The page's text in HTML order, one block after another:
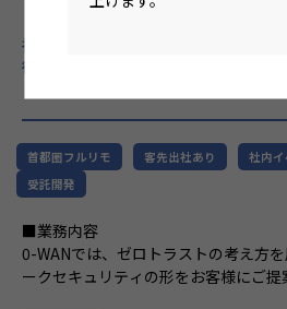
補】ITインフラ領域に特化し、クラウ
術を積極的に取り入れ、SIer業界の常
首都圏フルリモ 客先出社あり 社内
受託開発
■業務内容
0-WANでは、ゼロトラストの考え方
ークセキュリティの形をお客様にご